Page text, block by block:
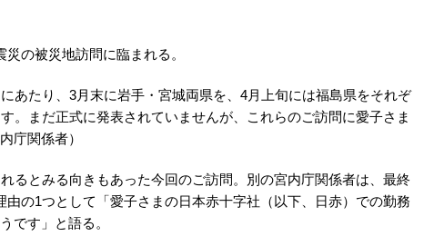
の被災地訪問に臨まれる。
あたり、3月末に岩手・宮城両県を、4月上旬には福島県をそれぞ
。まだ正式に発表されていませんが、これらのご訪問に愛子さま
庁関係者）
るとみる向きもあった今回のご訪問。別の宮内庁関係者は、最終
由の1つとして「愛子さまの日本赤十字社（以下、日赤）での勤務
です」と語る。